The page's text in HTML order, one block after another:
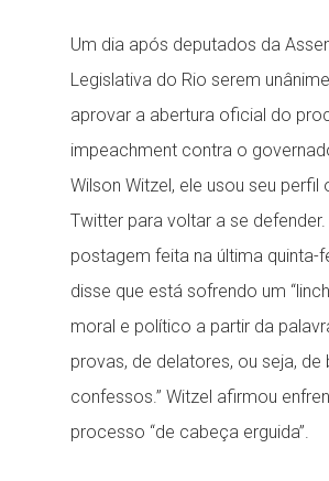
Um dia após deputados da
Legislativa do Rio serem
aprovar a abertura oficial do
impeachment contra o
Wilson Witzel, ele usou seu perfil
Twitter para voltar a se defender.
postagem feita na última quinta-
disse que está sofrendo um
moral e político a partir da
provas, de delatores, ou seja, de
confessos.” Witzel afirmou
processo “de cabeça erguida”.